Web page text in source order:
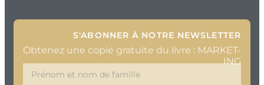
S'ABONNER À NOTRE NEWSLETTER
Obtenez une copie gratuite du livre : MARKET-
ING